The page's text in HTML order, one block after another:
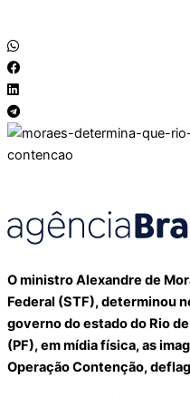
O ministro Alexandre de
Federal (STF), determinou
governo do estado do Rio
(PF), em mídia física, as
Operação Contenção,